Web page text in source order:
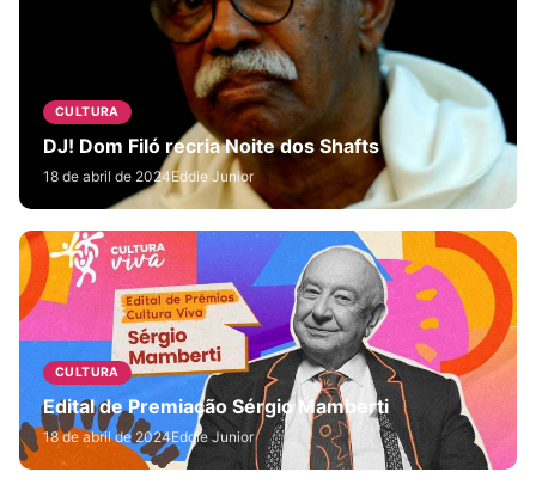
CULTURA
DJ! Dom Filó recria Noite dos Shafts
18 de abril de 2024Eddie Junior
CULTURA
Edital de Premiação Sérgio Mamberti
18 de abril de 2024Eddie Junior